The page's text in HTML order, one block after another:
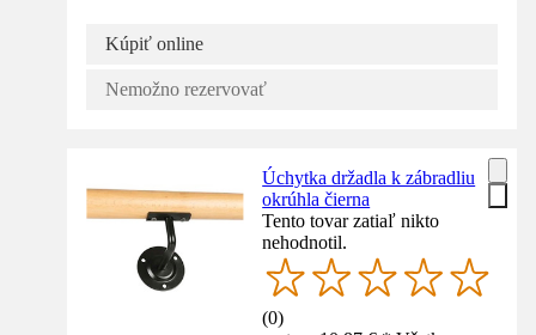
Kúpiť online
Nemožno rezervovať
Úchytka držadla k zábradliu
okrúhla čierna
Tento tovar zatiaľ nikto
nehodnotil.
(0)